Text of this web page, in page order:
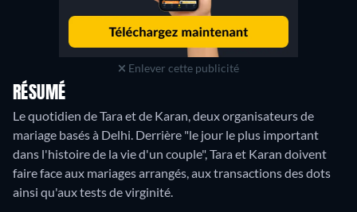
Enlever cette publicité
RÉSUMÉ
Le quotidien de Tara et de Karan, deux organisateurs de
mariage basés à Delhi. Derrière "le jour le plus important
dans l'histoire de la vie d'un couple", Tara et Karan doivent
faire face aux mariages arrangés, aux transactions des dots
ainsi qu'aux tests de virginité.